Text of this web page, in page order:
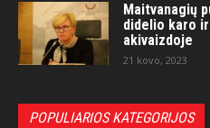
Maitvanagių
didelio karo
akivaizdoje
21 kovo, 2023
POPULIARIOS KATEGORIJOS